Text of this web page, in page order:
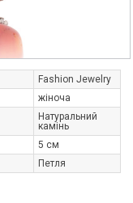
Fashion Jewelry
жіноча
Натуральний
камінь
5 см
Петля